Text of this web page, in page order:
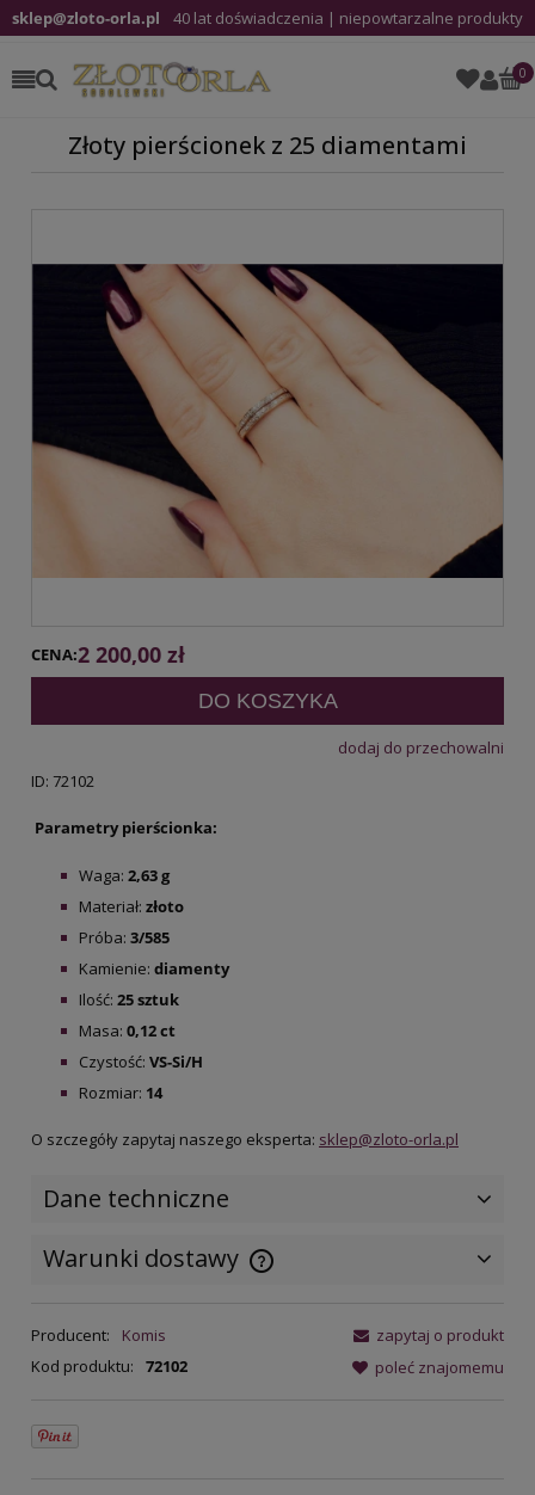
sklep@zloto-orla.pl 40 lat doświadczenia | niepowtarzalne produkty
Złoty pierścionek z 25 diamentami
CENA:2 200,00 zł
DO KOSZYKA
dodaj do przechowalni
ID: 72102
Parametry pierścionka:
Waga: 2,63 g
Materiał: złoto
Próba: 3/585
Kamienie: diamenty
Ilość: 25 sztuk
Masa: 0,12 ct
Czystość: VS-Si/H
Rozmiar: 14
O szczegóły zapytaj naszego eksperta: sklep@zloto-orla.pl
Dane techniczne
Warunki dostawy
Producent:
Komis
Kod produktu:
72102
zapytaj o produkt
poleć znajomemu